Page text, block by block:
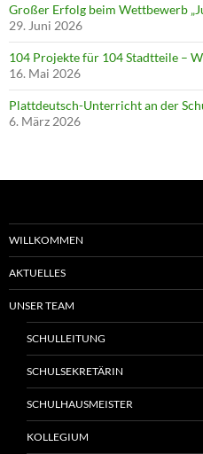
Großer Erfolg beim Wettbewerb
29. Juni 2026
104 Projekte für 104 Stadtteile –
16. Mai 2026
Plattdeutsch-Unterricht an der
6. März 2026
WILLKOMMEN
AKTUELLES
UNSER TEAM
SCHULLEITUNG
SCHULSEKRETÄRIN
SCHULHAUSMEISTER
KOLLEGIUM